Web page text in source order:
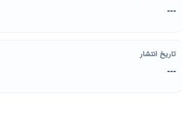
---
تاریخ انتشار
---